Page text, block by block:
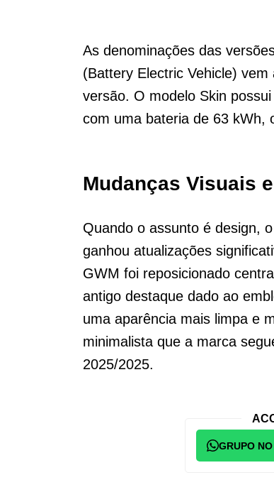
As denominações das
(Battery Electric Vehicle)
versão. O modelo Skin
com uma bateria de 63 kWh,
Mudanças Visuais
Quando o assunto é design,
ganhou atualizações
GWM foi reposicionado
antigo destaque dado ao
uma aparência mais limpa e
minimalista que a marca
2025/2025.
GRUPO